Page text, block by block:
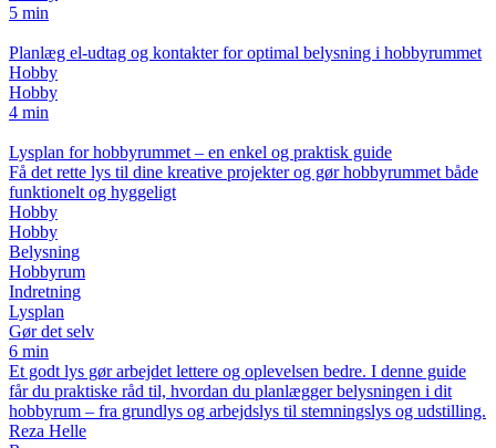
5 min
Planlæg el-udtag og kontakter for optimal belysning i hobbyrummet
Hobby
Hobby
4 min
Lysplan for hobbyrummet – en enkel og praktisk guide
Få det rette lys til dine kreative projekter og gør hobbyrummet både
funktionelt og hyggeligt
Hobby
Hobby
Belysning
Hobbyrum
Indretning
Lysplan
Gør det selv
6 min
Et godt lys gør arbejdet lettere og oplevelsen bedre. I denne guide
får du praktiske råd til, hvordan du planlægger belysningen i dit
hobbyrum – fra grundlys og arbejdslys til stemningslys og udstilling.
Reza Helle